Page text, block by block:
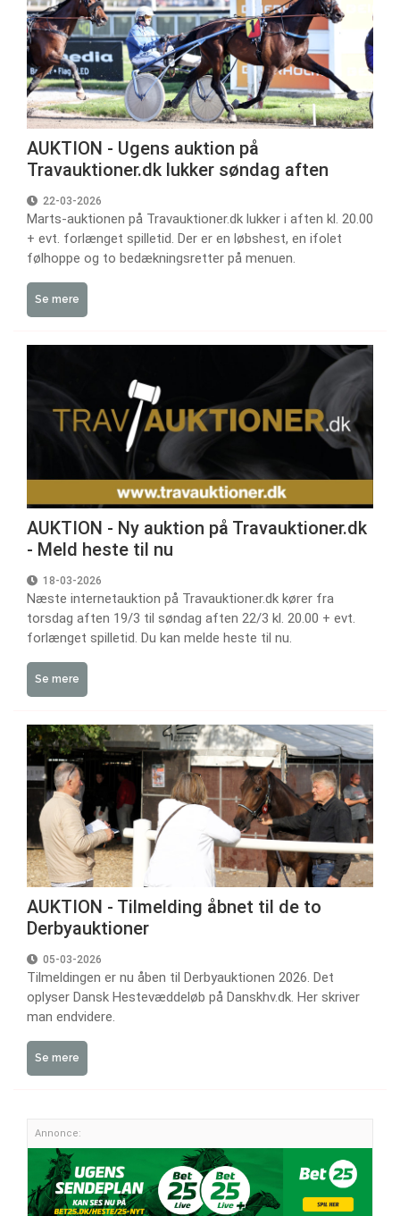
AUKTION - Ugens auktion på
Travauktioner.dk lukker søndag aften
22-03-2026
Marts-auktionen på Travauktioner.dk lukker i aften kl. 20.00
+ evt. forlænget spilletid. Der er en løbshest, en ifolet
følhoppe og to bedækningsretter på menuen.
Se mere
AUKTION - Ny auktion på Travauktioner.dk
- Meld heste til nu
18-03-2026
Næste internetauktion på Travauktioner.dk kører fra
torsdag aften 19/3 til søndag aften 22/3 kl. 20.00 + evt.
forlænget spilletid. Du kan melde heste til nu.
Se mere
AUKTION - Tilmelding åbnet til de to
Derbyauktioner
05-03-2026
Tilmeldingen er nu åben til Derbyauktionen 2026. Det
oplyser Dansk Hestevæddeløb på Danskhv.dk. Her skriver
man endvidere.
Se mere
Annonce: